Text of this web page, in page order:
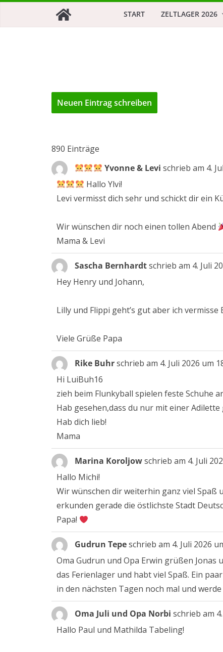
START ZELTLAGER 2026
890 Einträge
Yvonne & Levi schrieb am 4.
Hallo Ylvi!
Levi vermisst dich sehr und schickt dir ein
Wir wünschen dir noch einen tollen Abend
Mama & Levi
Sascha Bernhardtschrieb am 4. Juli
Hey Henry und Johann,
Lilly und Flippi geht’s gut aber ich
Viele Grüße Papa
Rike Buhrschrieb am 4. Juli 2026 um
Hi LuiBuh16
zieh beim Flunkyball spielen feste Schuhe
Hab gesehen,dass du nur mit einer
Hab dich lieb!
Mama
Marina Koroljowschrieb am 4. Juli
Hallo Michi!
Wir wünschen dir weiterhin ganz viel Spaß
erkunden gerade die östlichste Stadt
Papa!
Gudrun Tepeschrieb am 4. Juli 2026
Oma Gudrun und Opa Erwin grüßen
das Ferienlager und habt viel Spaß. Ein
in den nächsten Tagen noch mal und
Oma Juli und Opa Norbi schrieb am
Hallo Paul und Mathilda Tabeling!